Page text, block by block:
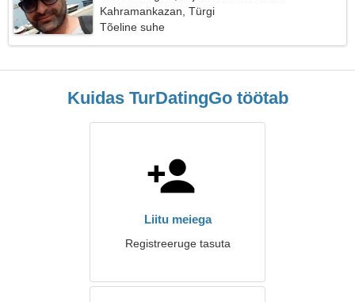
Kahramankazan, Türgi
Tõeline suhe
Kuidas TurDatingGo töötab
Liitu meiega
Registreeruge tasuta